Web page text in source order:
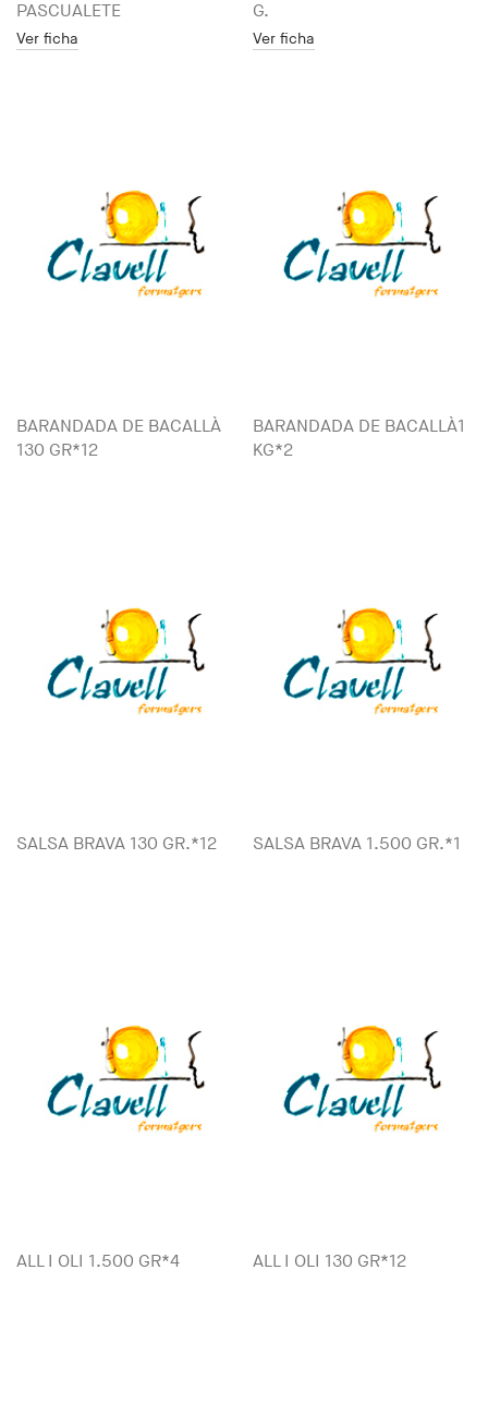
PASCUALETE
Ver ficha
G.
Ver ficha
BARANDADA DE BACALLÀ
130 GR*12
BARANDADA DE BACALLÀ1
KG*2
SALSA BRAVA 130 GR.*12 SALSA BRAVA 1.500 GR.*1
ALL I OLI 1.500 GR*4 ALL I OLI 130 GR*12